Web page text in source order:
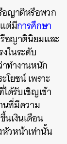
อญาติหรือพวก
ต่มีการศึกษา
อญาตินิยมและ
ในระดับ
ทำงานหนัก
โยชน์ เพราะ
ด้รับเชิญเข้า
นที่มีความ
นเงินเดือน
วหน้าเท่านั้น